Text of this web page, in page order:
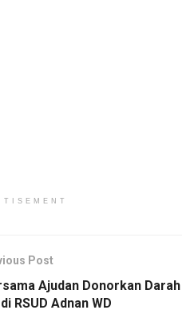
Post
Ajudan Donorkan Darah
RSUD Adnan WD